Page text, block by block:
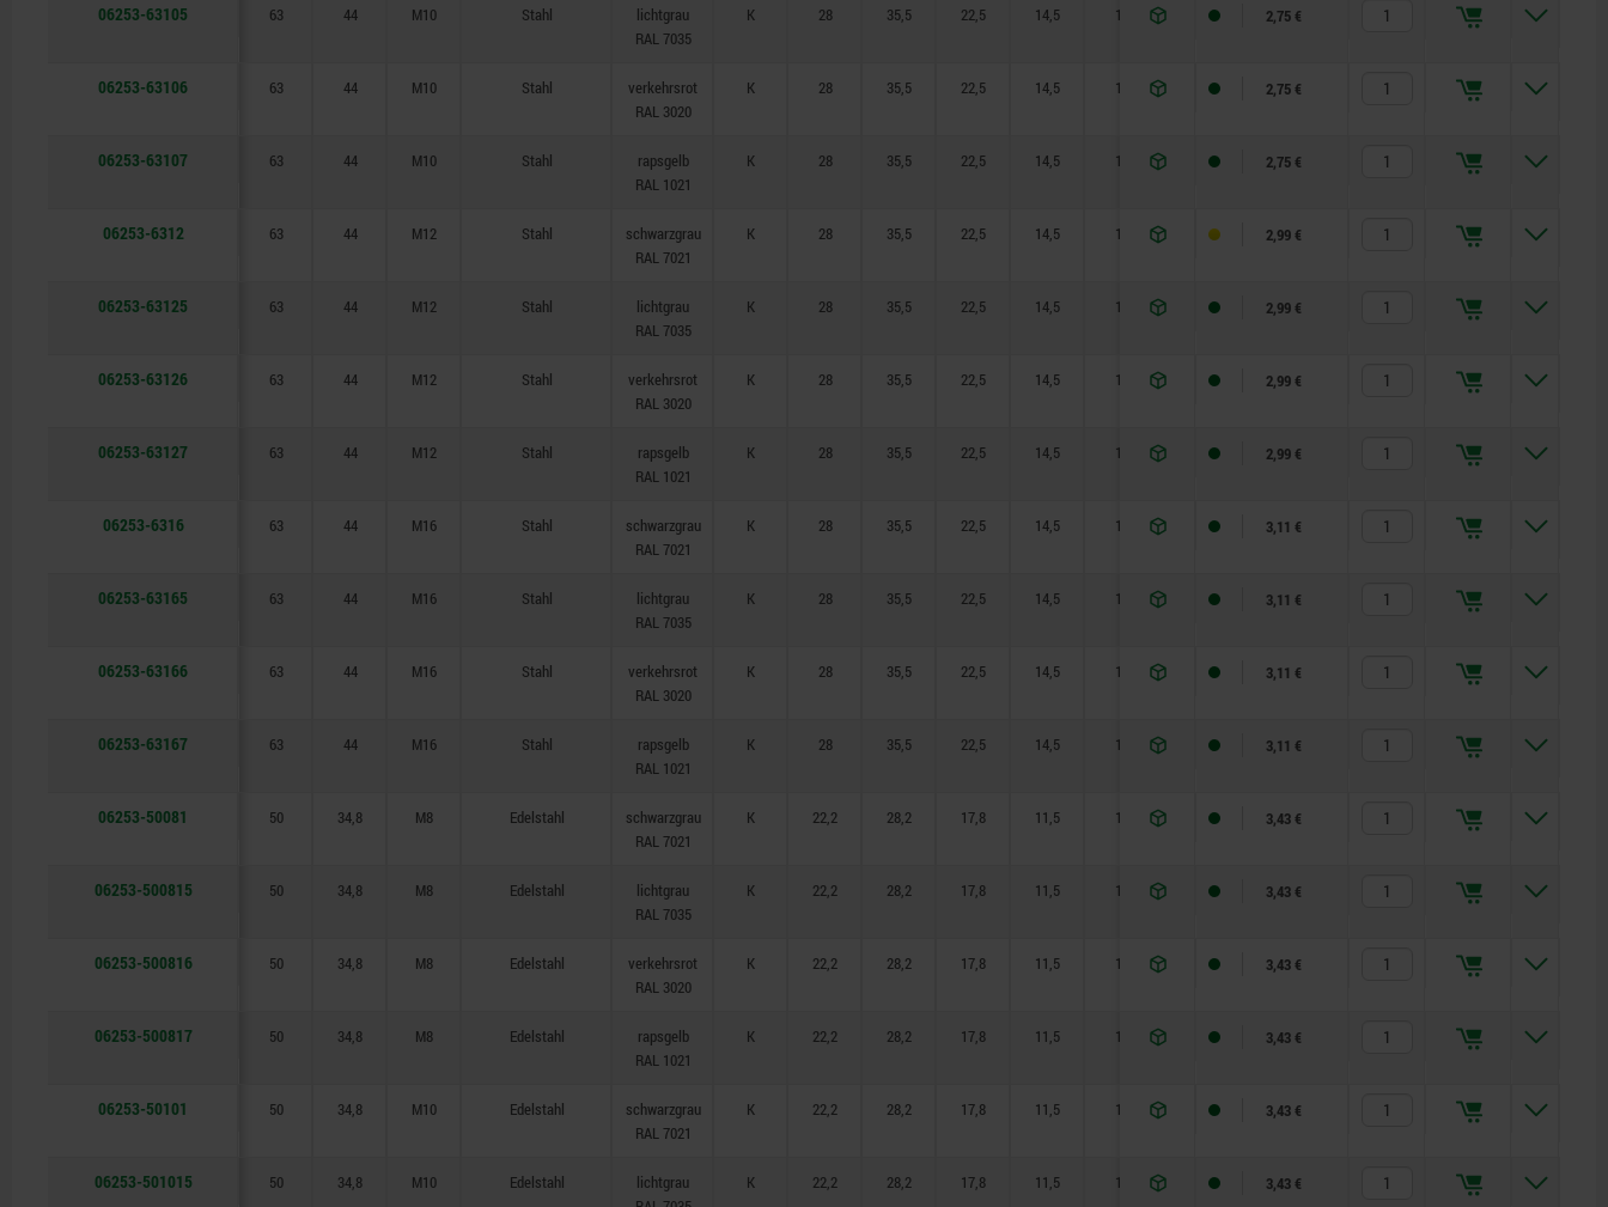
06253-63105 63 44 M10 Stahl
lichtgrau
RAL 7035
K 28 35,5 22,5 14,5 14 2,75 €
06253-63106 63 44 M10 Stahl
verkehrsrot
RAL 3020
K 28 35,5 22,5 14,5 14 2,75 €
06253-63107 63 44 M10 Stahl
rapsgelb
RAL 1021
K 28 35,5 22,5 14,5 14 2,75 €
06253-6312 63 44 M12 Stahl
schwarzgrau
RAL 7021
K 28 35,5 22,5 14,5 18 2,99 €
06253-63125 63 44 M12 Stahl
lichtgrau
RAL 7035
K 28 35,5 22,5 14,5 18 2,99 €
06253-63126 63 44 M12 Stahl
verkehrsrot
RAL 3020
K 28 35,5 22,5 14,5 18 2,99 €
06253-63127 63 44 M12 Stahl
rapsgelb
RAL 1021
K 28 35,5 22,5 14,5 18 2,99 €
06253-6316 63 44 M16 Stahl
schwarzgrau
RAL 7021
K 28 35,5 22,5 14,5 18 3,11 €
06253-63165 63 44 M16 Stahl
lichtgrau
RAL 7035
K 28 35,5 22,5 14,5 18 3,11 €
06253-63166 63 44 M16 Stahl
verkehrsrot
RAL 3020
K 28 35,5 22,5 14,5 18 3,11 €
06253-63167 63 44 M16 Stahl
rapsgelb
RAL 1021
K 28 35,5 22,5 14,5 18 3,11 €
06253-50081 50 34,8 M8 Edelstahl
schwarzgrau
RAL 7021
K 22,2 28,2 17,8 11,5 14 3,43 €
06253-500815 50 34,8 M8 Edelstahl
lichtgrau
RAL 7035
K 22,2 28,2 17,8 11,5 14 3,43 €
06253-500816 50 34,8 M8 Edelstahl
verkehrsrot
RAL 3020
K 22,2 28,2 17,8 11,5 14 3,43 €
06253-500817 50 34,8 M8 Edelstahl
rapsgelb
RAL 1021
K 22,2 28,2 17,8 11,5 14 3,43 €
06253-50101 50 34,8 M10 Edelstahl
schwarzgrau
RAL 7021
K 22,2 28,2 17,8 11,5 14 3,43 €
06253-501015 50 34,8 M10 Edelstahl
lichtgrau
K 22,2 28,2 17,8 11,5 14 3,43 €